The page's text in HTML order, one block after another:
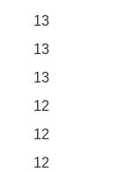
13
13
13
12
12
12